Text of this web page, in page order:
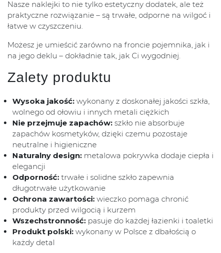
Nasze naklejki to nie tylko estetyczny dodatek, ale też
praktyczne rozwiązanie – są trwałe, odporne na wilgoć i
łatwe w czyszczeniu.
Możesz je umieścić zarówno na froncie pojemnika, jak i
na jego deklu – dokładnie tak, jak Ci wygodniej.
Zalety produktu
Wysoka jakość: wykonany z doskonałej jakości szkła,
wolnego od ołowiu i innych metali ciężkich
Nie przejmuje zapachów: szkło nie absorbuje
zapachów kosmetyków, dzięki czemu pozostaje
neutralne i higieniczne
Naturalny design: metalowa pokrywka dodaje ciepła i
elegancji
Odporność: trwałe i solidne szkło zapewnia
długotrwałe użytkowanie
Ochrona zawartości: wieczko pomaga chronić
produkty przed wilgocią i kurzem
Wszechstronność: pasuje do każdej łazienki i toaletki
Produkt polski: wykonany w Polsce z dbałością o
każdy detal